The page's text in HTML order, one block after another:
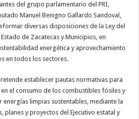
del grupo parlamentario del PRI,
Manuel Benigno Gallardo Sandoval,
diversas disposiciones de la Ley del
de Zacatecas y Municipios, en
energética y aprovechamiento
en todos los sectores.
establecer pautas normativas para
el consumo de los combustibles fósiles y
energías limpias sustentables, mediante la
planes y proyectos del Ejecutivo estatal y